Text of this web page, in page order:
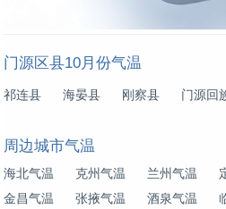
门源区县10月份气温
祁连县 海晏县 刚察县 门源回
周边城市气温
海北气温 克州气温 兰州气温
金昌气温
张掖气温 酒泉气温